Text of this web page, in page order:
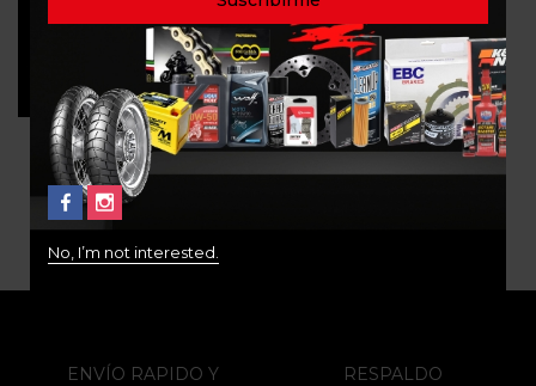
Protector de grips
$35.000
No, I’m not interested.
ENVÍO RAPIDO Y
RESPALDO